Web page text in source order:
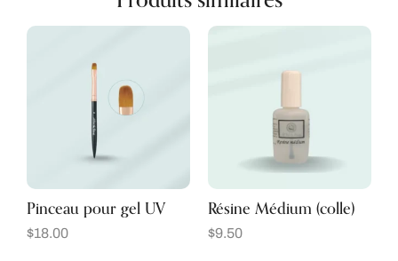
Pinceau pour gel UV
$18.00
Résine Médium (colle)
$9.50